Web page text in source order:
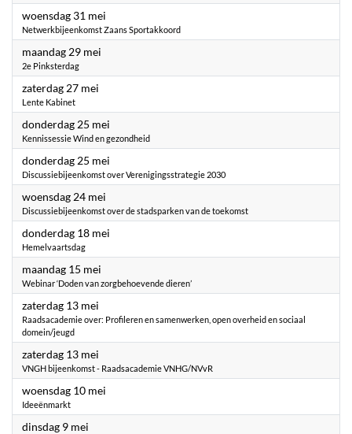
woensdag 31 mei
Netwerkbijeenkomst Zaans Sportakkoord
maandag 29 mei
2e Pinksterdag
zaterdag 27 mei
Lente Kabinet
donderdag 25 mei
Kennissessie Wind en gezondheid
donderdag 25 mei
Discussiebijeenkomst over Verenigingsstrategie 2030
woensdag 24 mei
Discussiebijeenkomst over de stadsparken van de toekomst
donderdag 18 mei
Hemelvaartsdag
maandag 15 mei
Webinar ‘Doden van zorgbehoevende dieren’
zaterdag 13 mei
Raadsacademie over: Profileren en samenwerken, open overheid en sociaal
domein/jeugd
zaterdag 13 mei
VNGH bijeenkomst - Raadsacademie VNHG/NVvR
woensdag 10 mei
Ideeënmarkt
dinsdag 9 mei